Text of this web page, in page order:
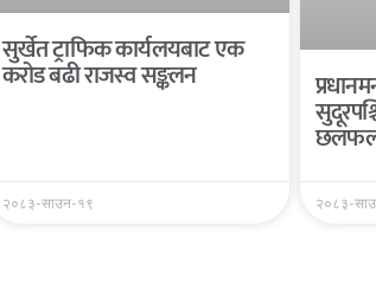
सुर्खेत ट्राफिक कार्यलयबाट एक
करोड बढी राजस्व सङ्कलन
२०८३-साउन-१९ २०८३-